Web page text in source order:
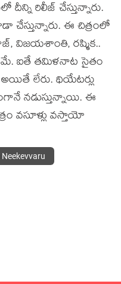
రిలీజ్ చేస్తున్నారు.
చేస్తున్నారు. ఈ చిత్రంలో
విజయశాంతి, రష్మిక..
ఐతే తమిళనాట సైతం
అయితే లేరు. థియేటర్లు
నడుస్తున్నాయి. ఈ
వసూళ్లు వస్తాయో